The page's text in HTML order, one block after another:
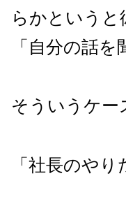
らかという
「自分の話
そういうケー
「社長のや